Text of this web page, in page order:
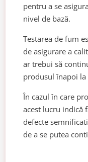
pentru a se
nivel de bază.
Testarea de fum
de asigurare a
ar trebui să
produsul înapoi
În cazul în care
acest lucru indică
defecte
de a se putea